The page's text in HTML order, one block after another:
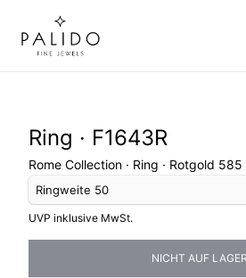
Ring · F1643R
Rome Collection · Ring · Rotgold 585
Ringweite 50
UVP inklusive MwSt.
NICHT AUF LAGER